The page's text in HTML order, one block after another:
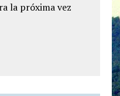
la próxima vez